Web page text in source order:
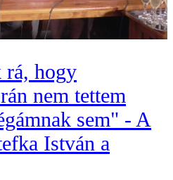
rá, hogy
nem tettem
sem" - A
István a